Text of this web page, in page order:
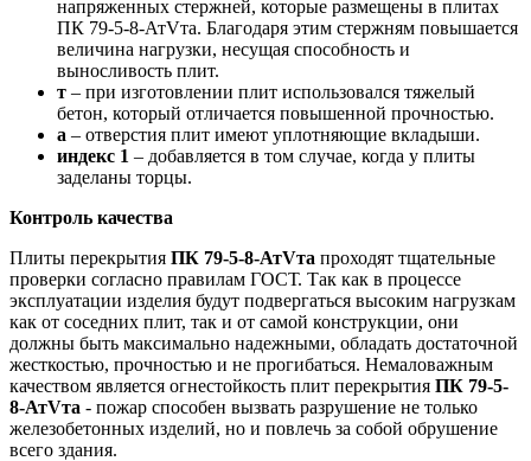
напряженных стержней, которые размещены в плитах
ПК 79-5-8-АтVта. Благодаря этим стержням повышается
величина нагрузки, несущая способность и
выносливость плит.
т – при изготовлении плит использовался тяжелый
бетон, который отличается повышенной прочностью.
а – отверстия плит имеют уплотняющие вкладыши.
индекс 1 – добавляется в том случае, когда у плиты
заделаны торцы.
Контроль качества
Плиты перекрытия ПК 79-5-8-АтVта проходят тщательные
проверки согласно правилам ГОСТ. Так как в процессе
эксплуатации изделия будут подвергаться высоким нагрузкам
как от соседних плит, так и от самой конструкции, они
должны быть максимально надежными, обладать достаточной
жесткостью, прочностью и не прогибаться. Немаловажным
качеством является огнестойкость плит перекрытия ПК 79-5-
8-АтVта - пожар способен вызвать разрушение не только
железобетонных изделий, но и повлечь за собой обрушение
всего здания.